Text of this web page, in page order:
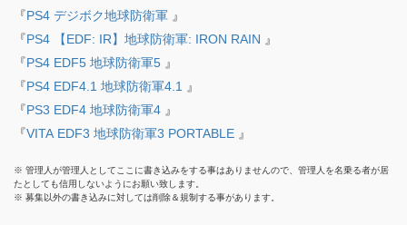
『PS4 デジボク地球防衛軍 』
『PS4 【EDF: IR】地球防衛軍: IRON RAIN 』
『PS4 EDF5 地球防衛軍5 』
『PS4 EDF4.1 地球防衛軍4.1
』
『PS3 EDF4 地球防衛軍4 』
『VITA EDF3 地球防衛軍3 PORTABLE 』
※ 管理人が管理人としてここに書き込みをする事はありませんので、管理人を名乗る者が居
たとしても信用しないようにお願い致します。
※ 募集以外の書き込みに対しては削除＆規制する事があります。